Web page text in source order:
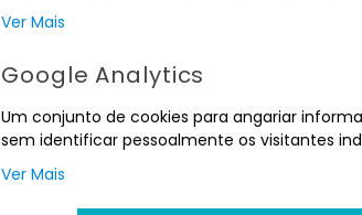
Ver Mais
Google Analytics
Um conjunto de cookies para angariar
sem identificar pessoalmente os visitantes
Ver Mais